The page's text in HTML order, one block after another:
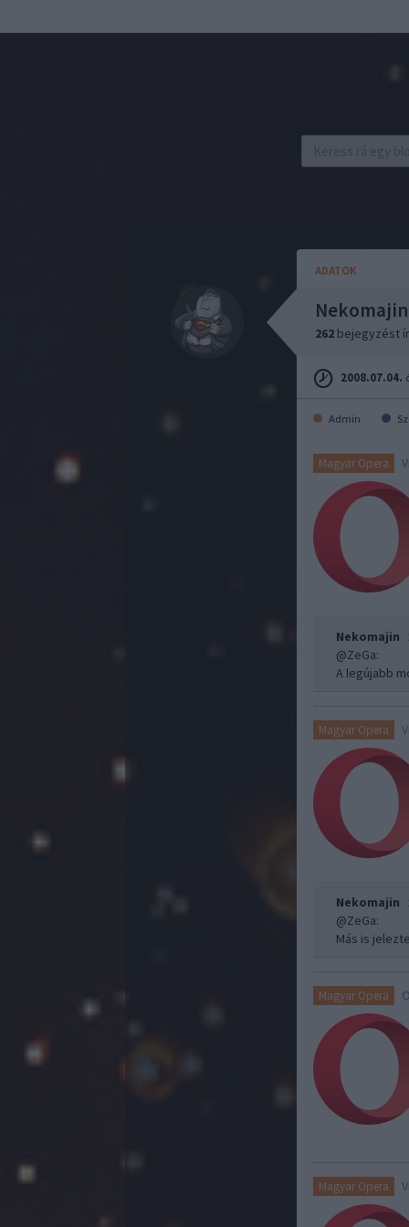
ADATOK
Nekomajin
262 bejegyzést
2008.07.04.
Admin
Magyar Opera
Nekomajin
@ZeGa:
A legújabb
Magyar Opera
Nekomajin
@ZeGa:
Más is
Magyar Opera
Magyar Opera